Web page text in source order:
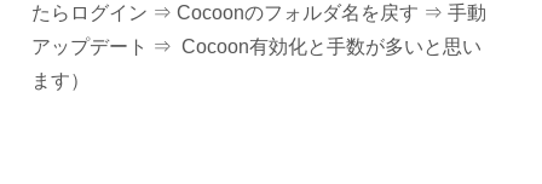
たらログイン ⇒ Cocoonのフォルダ名を戻す ⇒ 手動
アップデート ⇒ Cocoon有効化と手数が多いと思い
ます）